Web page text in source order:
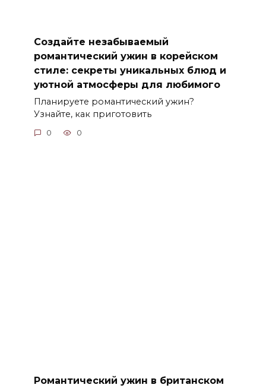
Создайте незабываемый
романтический ужин в корейском
стиле: секреты уникальных блюд и
уютной атмосферы для любимого
Планируете романтический ужин?
Узнайте, как приготовить
0 0
Романтический ужин в британском